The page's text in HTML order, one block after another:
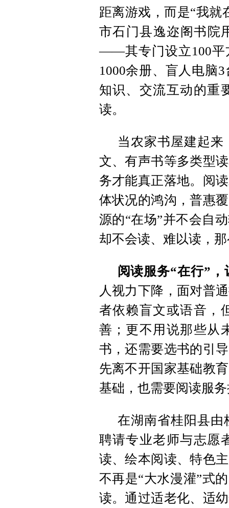
距离游戏，而是“我就
市石门县逸迩阁书院
——其专门设立100平
1000余册、盲人电脑
知识、交流互动的重
读。
当农家书屋建起
文、有声书等多类型
务才能真正落地。阅
体状况的鸿沟，普惠
源的“在场”并不会自
却不会读、难以读，
阅读服务“在行”
人视力下降，面对普
者依赖盲文或语音，
善；更不用说那些从
书，还需要选书的引
先离不开国家基础教
基础，也需要阅读服
在湖南省桂阳县由
聘请专业老师与志愿
读、绘本阅读、特色
不再是“大水漫灌”式
读。通过适老化、适